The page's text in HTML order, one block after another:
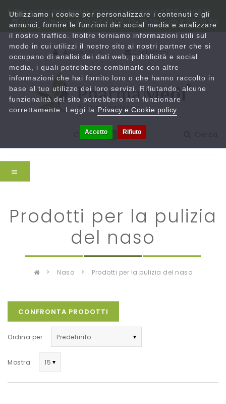
Per ordini telefonici, chiama il numero 0825-780833
Orari: lun-ven 9:00-13:00/15:30-19:30 | sab 9:00-13:00
Account Contattaci
Carrello
prodotti per la pulizia
del naso
naso prodotti per la pulizia del naso
CONFRONTA PRODOTTI
Ordina per:
Mostra:
Utilizziamo i cookie per personalizzare i contenuti e gli
annunci, fornire le funzioni dei social media e analizzare
il nostro traffico. Inoltre forniamo informazioni utili sul
modo in cui utilizzi il nostro sito ai nostri partner che si
occupano di analisi dei dati web, pubblicità e social
media, i quali potrebbero combinarle con altre
informazioni che hai fornito loro o che hanno raccolto in
base al tuo utilizzo dei loro servizi. Rifiutando, alcune
funzionalità del sito potrebbero non funzionare
correttamente. Leggi la Privacy e Cookie policy
Accetto Rifiuto